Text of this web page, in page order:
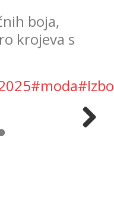
boja,
krojeva s
#moda